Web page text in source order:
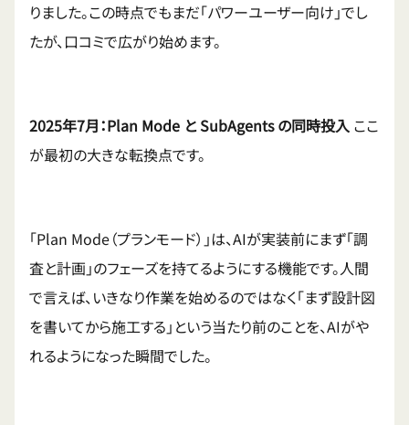
りました。この時点でもまだ「パワーユーザー向け」でし
たが、口コミで広がり始めます。
2025年7月：Plan Mode と SubAgents の同時投入 ここ
が最初の大きな転換点です。
「Plan Mode（プランモード）」は、AIが実装前にまず「調
査と計画」のフェーズを持てるようにする機能です。人間
で言えば、いきなり作業を始めるのではなく「まず設計図
を書いてから施工する」という当たり前のことを、AIがや
れるようになった瞬間でした。